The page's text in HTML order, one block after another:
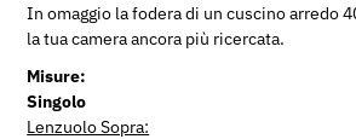
In omaggio la fodera di un cuscino arredo
la tua camera ancora più ricercata.
Misure:
Singolo
Lenzuolo Sopra: